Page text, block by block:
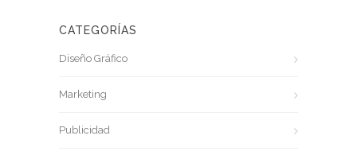
CATEGORÍAS
Diseño Gráfico
Marketing
Publicidad